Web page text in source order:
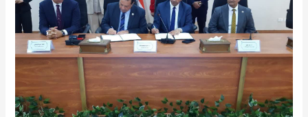
شراكاتها
الاستراتيجية..
رئيس
الجامعة